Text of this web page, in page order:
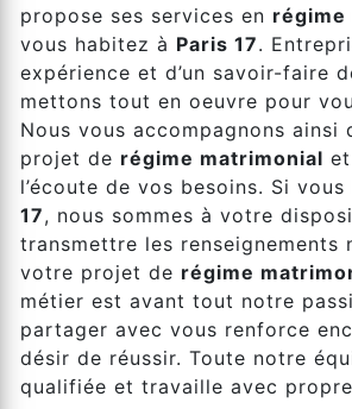
propose ses services en régime
vous habitez à Paris 17.
expérience et d’un savoir-faire
mettons tout en oeuvre pour
Nous vous accompagnons ainsi
projet de régime matrimonial
l’écoute de vos besoins. Si
17, nous sommes à votre
transmettre les renseignements
votre projet de régime
métier est avant tout notre
partager avec vous renforce
désir de réussir. Toute notre
qualifiée et travaille avec